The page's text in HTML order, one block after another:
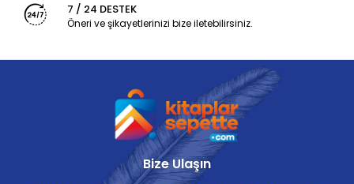
7 / 24 DESTEK
Öneri ve şikayetlerinizi bize iletebilirsiniz.
Bize Ulaşın